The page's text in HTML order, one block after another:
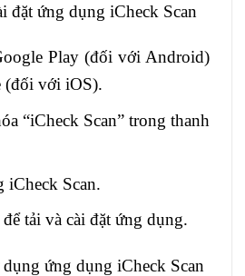
đặt ứng dụng iCheck Scan
Play (đối với Android)
(đối với iOS).
“iCheck Scan” trong thanh
iCheck Scan.
tải và cài đặt ứng dụng.
ứng dụng iCheck Scan